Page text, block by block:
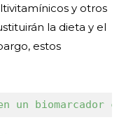
y otros
la dieta y el
estos
un biomarcador